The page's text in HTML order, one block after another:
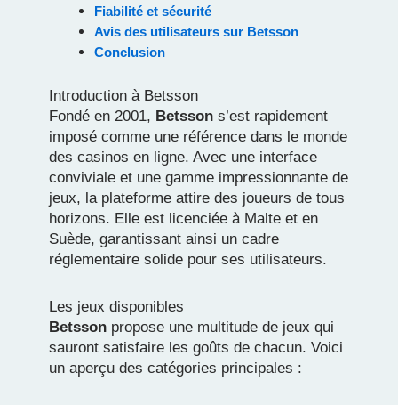
Fiabilité et sécurité
Avis des utilisateurs sur Betsson
Conclusion
Introduction à Betsson
Fondé en 2001, Betsson s’est rapidement
imposé comme une référence dans le monde
des casinos en ligne. Avec une interface
conviviale et une gamme impressionnante de
jeux, la plateforme attire des joueurs de tous
horizons. Elle est licenciée à Malte et en
Suède, garantissant ainsi un cadre
réglementaire solide pour ses utilisateurs.
Les jeux disponibles
Betsson propose une multitude de jeux qui
sauront satisfaire les goûts de chacun. Voici
un aperçu des catégories principales :